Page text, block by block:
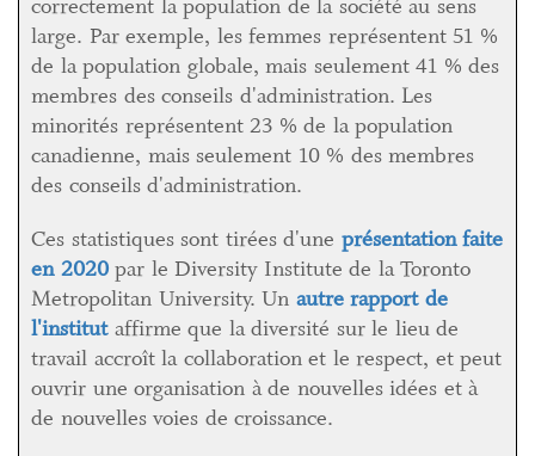
correctement la population de la société au sens
large. Par exemple, les femmes représentent 51 %
de la population globale, mais seulement 41 % des
membres des conseils d'administration. Les
minorités représentent 23 % de la population
canadienne, mais seulement 10 % des membres
des conseils d'administration.
Ces statistiques sont tirées d'une présentation faite
en 2020par le Diversity Institute de la Toronto
Metropolitan University. Un autre rapport de
l'institutaffirme que la diversité sur le lieu de
travail accroît la collaboration et le respect, et peut
ouvrir une organisation à de nouvelles idées et à
de nouvelles voies de croissance.